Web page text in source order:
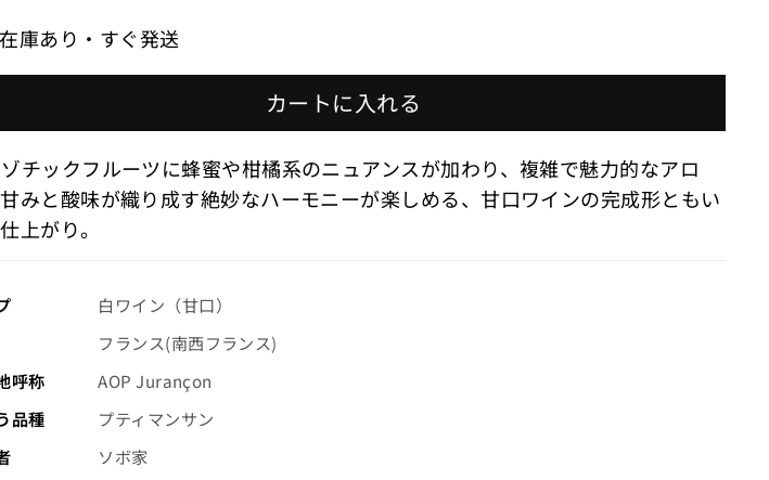
在庫あり・すぐ発送
カートに入れる
チックフルーツに蜂蜜や柑橘系のニュアンスが加わり、複雑で魅力的なアロ
みと酸味が織り成す絶妙なハーモニーが楽しめる、甘口ワインの完成形ともい
上がり。
白ワイン（甘口）
フランス(南西フランス)
呼称
AOP Jurançon
品種
プティマンサン
ソボ家